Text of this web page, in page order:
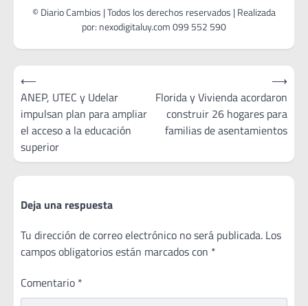
Navegación
de
entradas
⟵
ANEP, UTEC y Udelar
impulsan plan para ampliar
el acceso a la educación
superior
Florida y Vivienda acordaron
construir 26 hogares para
familias de asentamientos
⟶
Deja una respuesta
Tu dirección de correo electrónico no será publicada. Los
campos obligatorios están marcados con *
Comentario *